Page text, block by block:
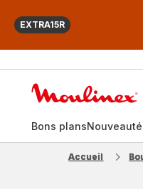
EXTRA15R
Bons plans
Accueil